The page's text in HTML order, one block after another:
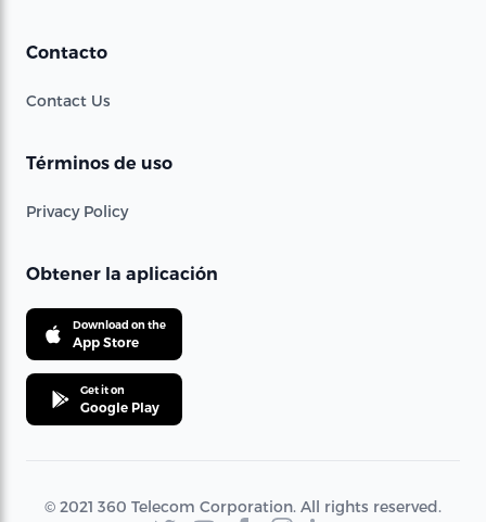
Contacto
Contact Us
Términos de uso
Privacy Policy
Obtener la aplicación
Download on the
App Store
Get it on
Google Play
© 2021 360 Telecom Corporation. All rights reserved.